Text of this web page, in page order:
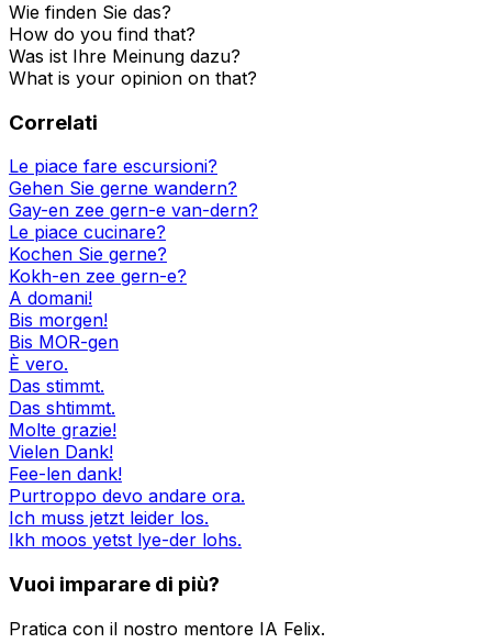
Wie finden Sie das?
How do you find that?
Was ist Ihre Meinung dazu?
What is your opinion on that?
Correlati
Le piace fare escursioni?
Gehen Sie gerne wandern?
Gay-en zee gern-e van-dern?
Le piace cucinare?
Kochen Sie gerne?
Kokh-en zee gern-e?
A domani!
Bis morgen!
Bis MOR-gen
È vero.
Das stimmt.
Das shtimmt.
Molte grazie!
Vielen Dank!
Fee-len dank!
Purtroppo devo andare ora.
Ich muss jetzt leider los.
Ikh moos yetst lye-der lohs.
Vuoi imparare di più?
Pratica con il nostro mentore IA Felix.